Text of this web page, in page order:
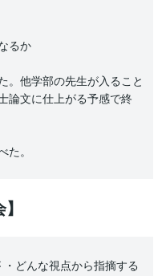
るか
。他学部の先生が入ること
論文に仕上がる予感で終
。
どんな視点から指摘する